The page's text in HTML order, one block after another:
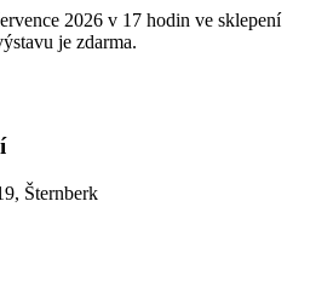
2026 v 17 hodin ve sklepení
je zdarma.
Šternberk